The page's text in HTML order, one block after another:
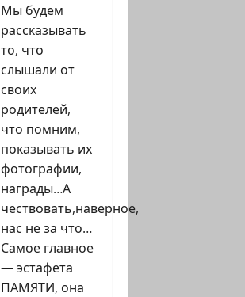
Мы будем
рассказывать
то, что
слышали от
своих
родителей,
что помним,
показывать их
фотографии,
награды…А
чествовать,наверное,
нас не за что…
Самое главное
— эстафета
ПАМЯТИ, она